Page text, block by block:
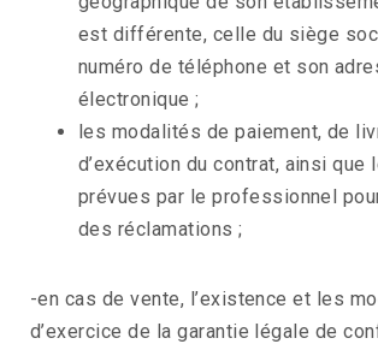
est différente, celle du siège
numéro de téléphone et son
électronique ;
les modalités de paiement, de
d’exécution du contrat, ainsi que
prévues par le professionnel
des réclamations ;
-en cas de vente, l’existence et les
d’exercice de la garantie légale de